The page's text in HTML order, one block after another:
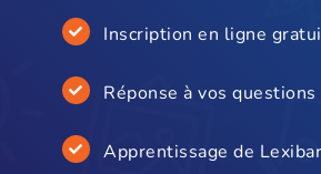
Inscription en ligne
Réponse à vos
Apprentissage de Lexibar